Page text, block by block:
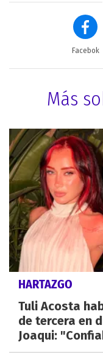
Facebok
Más
HARTAZGO
Tuli Acosta
de tercera en
Joaqui: